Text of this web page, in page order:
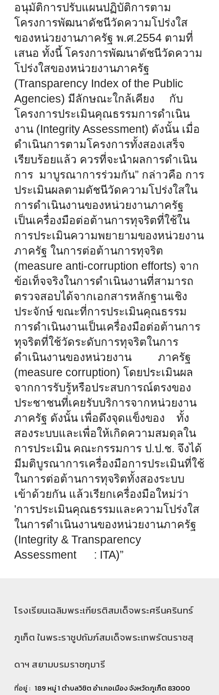
อนุมัติการปรับแผนปฏิบัติการตาม
โครงการพัฒนาดัชนีวัดความโปร่งใส
ของหน่วยงานภาครัฐ พ.ศ.2554 ตามที่
เสนอ ทั้งนี้ โครงการพัฒนาดัชนีวัดความ
โปร่งใสของหน่วยงานภาครัฐ
(Transparency Index of the Public
Agencies) มีลักษณะใกล้เคียง กับ
โครงการประเมินคุณธรรมการดำเนิน
งาน (Integrity Assessment) ดังนั้น เมื่อ
ดำเนินการตามโครงการทั้งสองเสร็จ
เรียบร้อยแล้ว ควรที่จะนำผลการดำเนิน
การ มาบูรณาการร่วมกัน” กล่าวคือ การ
ประเมินผลตามดัชนีวัดความโปร่งใสใน
การดำเนินงานของหน่วยงานภาครัฐ
เป็นเครื่องมือต่อต้านการทุจริตที่ใช้ใน
การประเมินความพยายามของหน่วยงาน
ภาครัฐ ในการต่อต้านการทุจริต
(measure anti-corruption efforts) จาก
ข้อเท็จจริงในการดำเนินงานที่สามารถ
ตรวจสอบได้จากเอกสารหลักฐานเชิง
ประจักษ์ ขณะที่การประเมินคุณธรรม
การดำเนินงานเป็นเครื่องมือต่อต้านการ
ทุจริตที่ใช้วัดระดับการทุจริตในการ
ดำเนินงานของหน่วยงาน ภาครัฐ
(measure corruption) โดยประเมินผล
จากการรับรู้หรือประสบการณ์ตรงของ
ประชาชนที่เคยรับบริการจากหน่วยงาน
ภาครัฐ ดังนั้น เพื่อดึงจุดแข็งของ ทั้ง
สองระบบและเพื่อให้เกิดความสมดุลใน
การประเมิน คณะกรรมการ ป.ป.ช. จึงได้
มีมติบูรณาการเครื่องมือการประเมินที่ใช้
ในการต่อต้านการทุจริตทั้งสองระบบ
เข้าด้วยกัน แล้วเรียกเครื่องมือใหม่ว่า
'การประเมินคุณธรรมและความโปร่งใส
ในการดำเนินงานของหน่วยงานภาครัฐ
(Integrity & Transparency
Assessment : ITA)”
โรงเรียนเฉลิมพระเกียรติสมเด็จพระศรีนครินทร์
ภูเก็ต ในพระราชูปถัมภ์สมเด็จพระเทพรัตนราชสุ
ดาฯ สยามบรมราชกุมารี
ที่อยู่ : 189 หมู่ 1 ตำบลวิชิต อำเภอเมือง จังหวัดภูเก็ต 83000